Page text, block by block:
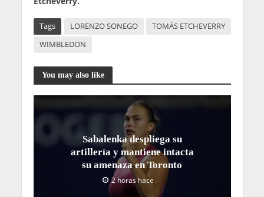
Tags LORENZO SONEGO
TOMÁS ETCHEVERRY
WIMBLEDON
You may also like
Sabalenka despliega su
artillería y mantiene intacta
su amenaza en Toronto
2 horas hace